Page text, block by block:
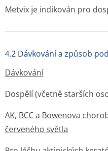
Metvix je indikován pro
4.2 Dávkování a způsob
Dávkování
Dospělí (včetně starších
AK, BCC a Bowenova
červeného světla